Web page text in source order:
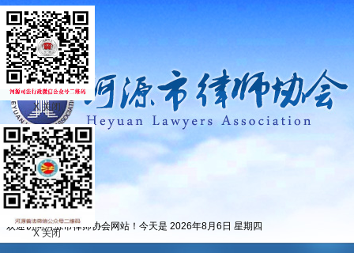
欢迎访问河源市律师协会网站！今天是 2026年8月6日 星期四
X 关闭
X 关闭